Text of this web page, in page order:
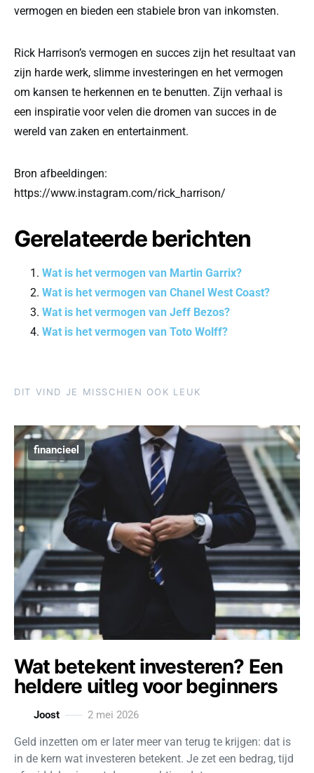
vermogen en bieden een stabiele bron van inkomsten.
Rick Harrison’s vermogen en succes zijn het resultaat van
zijn harde werk, slimme investeringen en het vermogen
om kansen te herkennen en te benutten. Zijn verhaal is
een inspiratie voor velen die dromen van succes in de
wereld van zaken en entertainment.
Bron afbeeldingen:
https://www.instagram.com/rick_harrison/
Gerelateerde berichten
Wat is het vermogen van Martin Garrix?
Wat is het vermogen van Chanel West Coast?
Wat is het vermogen van Jeff Bezos?
Wat is het vermogen van Toto Wolff?
DIT VIND JE MISSCHIEN OOK LEUK
financieel
Wat betekent investeren? Een
heldere uitleg voor beginners
Joost 2 mei 2026
Geld inzetten om er later meer van terug te krijgen: dat is
in de kern wat investeren betekent. Je zet een bedrag, tijd